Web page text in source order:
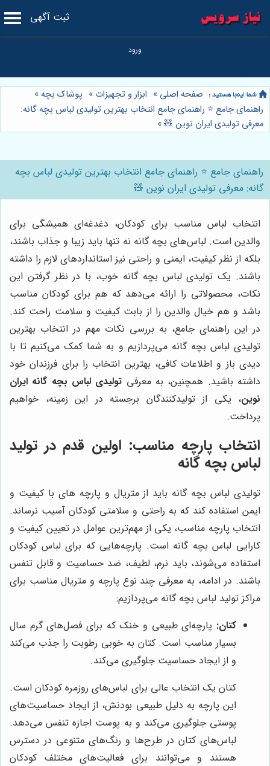
ثبت آگهی
صفحه اصلی » ابزار و تجهیزات » پوشاک بچه»
راهنمای جامع ⭐️ راهنمای جامع انتخاب بهترین تولیدی لباس بچه گانه:
معرفی تولیدی ایران نوین 🧸»
راهنمای جامع ⭐️ راهنمای جامع انتخاب بهترین تولیدی لباس بچه
گانه: معرفی تولیدی ایران نوین 🧸
انتخاب لباس مناسب برای کودکان، دغدغه‌ای همیشگی برای
والدین است. لباس‌های بچه گانه نه تنها باید زیبا و جذاب باشند،
بلکه از نظر کیفیت، ایمنی و راحتی نیز استانداردهای لازم را داشته
باشند. یک تولیدی لباس بچه گانه خوب، با در نظر گرفتن این
نکات، محصولاتی را ارائه می‌دهد که هم برای کودکان مناسب
باشد و هم خیال والدین را از بابت کیفیت و سلامت راحت کند.
در این راهنمای جامع، به بررسی نکات مهم در انتخاب بهترین
تولیدی لباس بچه گانه می‌پردازیم و به شما کمک می‌کنیم تا با
دیدی باز و اطلاعات کافی، بهترین انتخاب را برای فرزندان خود
داشته باشید. همچنین، به معرفی تولیدی لباس بچه گانه ایران
نوین، یکی از تولیدکنندگان برجسته در این زمینه، خواهیم
پرداخت.
انتخاب پارچه مناسب: اولین قدم در تولید
لباس بچه گانه
تولیدی لباس بچه گانه باید از متریال و پارچه های با کیفیت و
ایمن استفاده کند که به راحتی و سلامتی کودکان آسیب نرساند.
انتخاب پارچه مناسب، یکی از مهم‌ترین عوامل در تعیین کیفیت و
کارایی لباس بچه گانه است. پارچه‌هایی که برای لباس کودکان
استفاده می‌شوند، باید نرم، لطیف، ضد حساسیت و قابل تنفس
باشند. در ادامه، به معرفی چند نوع پارچه و متریال مناسب برای
مراکز تولید لباس بچه گانه می‌پردازیم:
کتان: پارچه‌ای طبیعی و خنک که برای فصل‌های گرم سال
بسیار مناسب است. کتان به خوبی رطوبت را جذب می‌کند
و از ایجاد حساسیت جلوگیری می‌کند.
کتان یک انتخاب عالی برای لباس‌های روزمره کودکان است.
این پارچه به دلیل طبیعی بودنش، از ایجاد حساسیت‌های
پوستی جلوگیری می‌کند و به پوست اجازه تنفس می‌دهد.
لباس‌های کتان در طرح‌ها و رنگ‌های متنوعی در دسترس
هستند و می‌توانند برای فعالیت‌های مختلف کودکان